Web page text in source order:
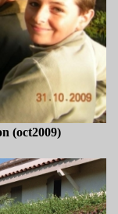
(oct2009)